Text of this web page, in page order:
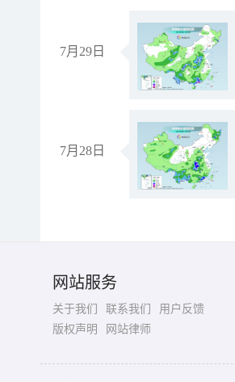
7月29日
7月28日
网站服务
关于我们 联系我们
用户反馈
版权声明
网站律师